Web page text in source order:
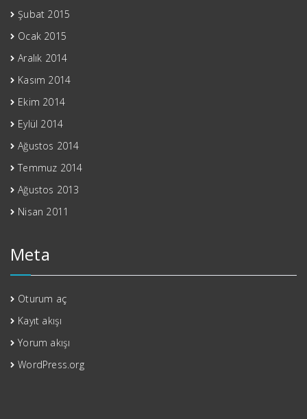
Şubat 2015
Ocak 2015
Aralık 2014
Kasım 2014
Ekim 2014
Eylül 2014
Ağustos 2014
Temmuz 2014
Ağustos 2013
Nisan 2011
Meta
Oturum aç
Kayıt akışı
Yorum akışı
WordPress.org